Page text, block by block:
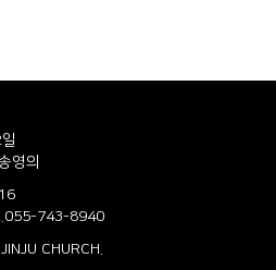
영의
743-8940
CHURCH.